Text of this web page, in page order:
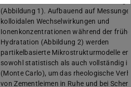
(Abbildung 1). Aufbauend auf
kolloidalen Wechselwirkungen und
Ionenkonzentrationen während der
Hydratation (Abbildung 2) werden
partikelbasierte Mikrostrukturmodelle
sowohl statistisch als auch vollständig
(Monte Carlo), um das rheologische
von Zementleimen in Ruhe und bei